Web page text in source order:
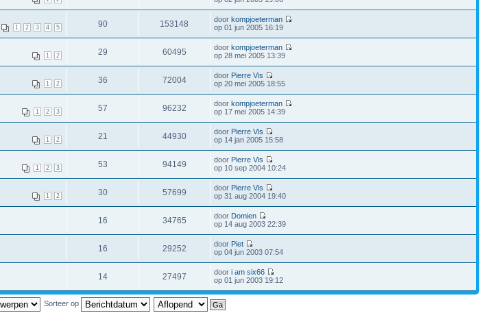
1 2 3 4 5 90 153148 doorkompjoeterman
op 01 jun 2005 16:19
1 2 29 60495 doorkompjoeterman
op 28 mei 2005 13:39
1 2 36 72004 door Pierre Vis
op 20 mei 2005 18:55
1 2 3 57 96232 doorkompjoeterman
op 17 mei 2005 14:39
1 2 21 44930 door Pierre Vis
op 14 jan 2005 15:58
1 2 3 53 94149 door Pierre Vis
op 10 sep 2004 10:24
1 2 30 57699 door Pierre Vis
op 31 aug 2004 19:40
16 34765 door Domien
op 14 aug 2003 22:39
16 29252 door Piet
op 04 jun 2003 07:54
14 27497 doori am six66
op 01 jun 2003 19:12
Sorteer op